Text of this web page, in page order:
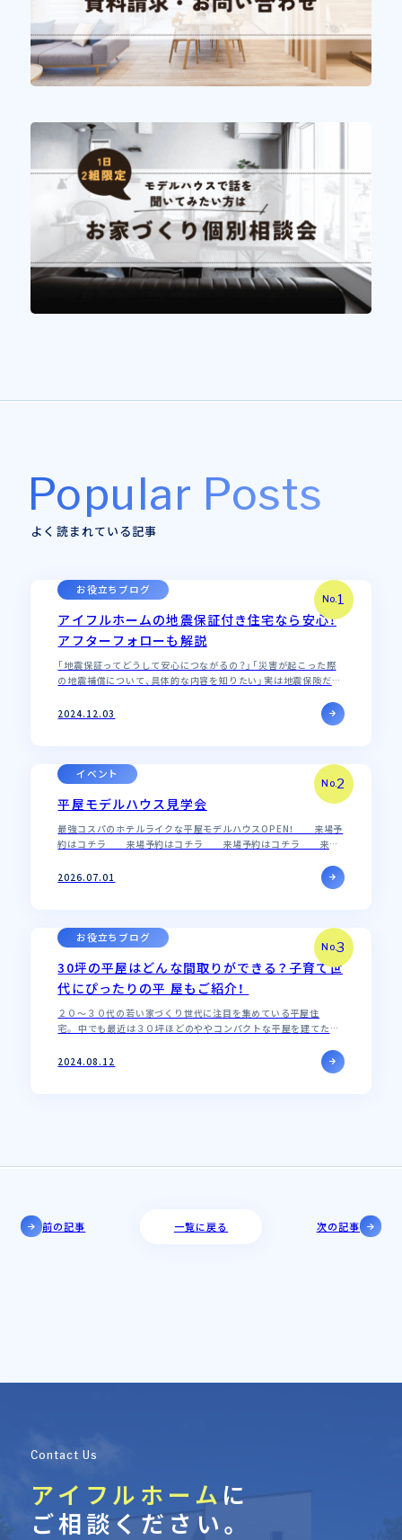
Popular Posts
よく読まれている記事
No. 1
お役立ちブログ
アイフルホームの地震保証付き住宅なら安心！
アフターフォローも解説
「地震保証ってどうして安心につながるの？」「災害が起こった際
の地震補償について、具体的な内容を知りたい」実は地震保険だけ
うか？ 地震保険では、…
2024.12.03
No. 2
イベント
平屋モデルハウス見学会
最強コスパのホテルライクな平屋モデルハウスOPEN！ 来場予
約はコチラ 来場予約はコチラ 来場予約はコチラ 来場
2026.07.01
No.3
お役立ちブログ
30坪の平屋はどんな間取りができる？子育て世
代にぴったりの平 屋もご紹介！
２０〜３０代の若い家づくり世代に注目を集めている平屋住
宅。 中でも最近は３０坪ほどのややコンパクトな平屋を建てたい
どんな間取りが叶えられるの…
2024.08.12
前の記事 一覧に戻る 次の記事
Contact Us
アイフルホーム に
ご相談ください。